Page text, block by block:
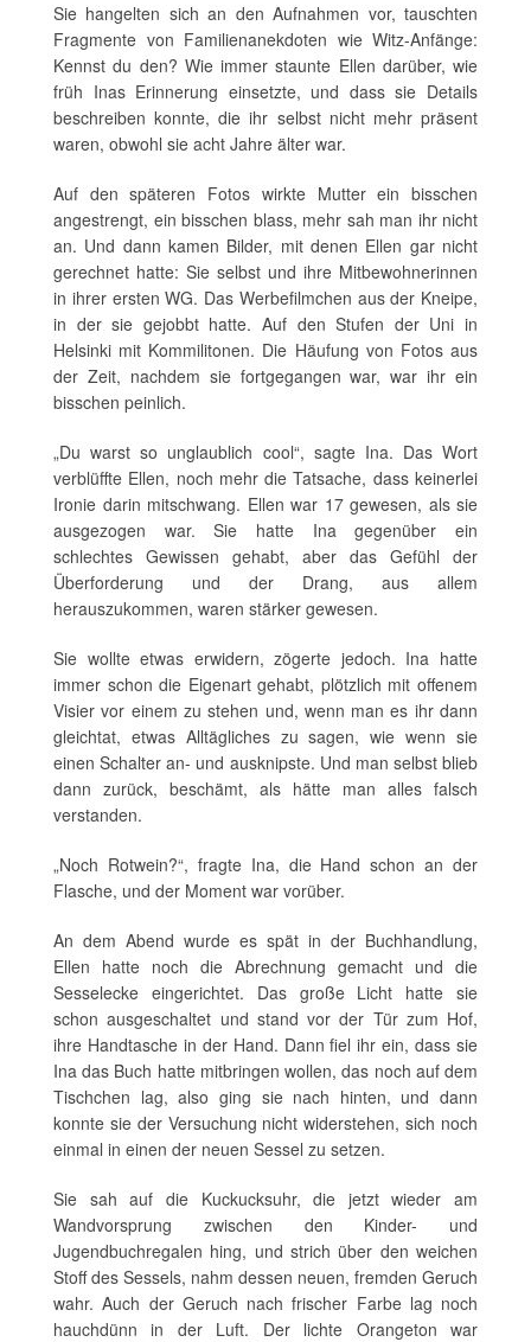
Sie hangelten sich an den Aufnahmen vor, tauschten
Fragmente von Familienanekdoten wie Witz-Anfänge:
Kennst du den? Wie immer staunte Ellen darüber, wie
früh Inas Erinnerung einsetzte, und dass sie Details
beschreiben konnte, die ihr selbst nicht mehr präsent
waren, obwohl sie acht Jahre älter war.
Auf den späteren Fotos wirkte Mutter ein bisschen
angestrengt, ein bisschen blass, mehr sah man ihr nicht
an. Und dann kamen Bilder, mit denen Ellen gar nicht
gerechnet hatte: Sie selbst und ihre Mitbewohnerinnen
in ihrer ersten WG. Das Werbefilmchen aus der Kneipe,
in der sie gejobbt hatte. Auf den Stufen der Uni in
Helsinki mit Kommilitonen. Die Häufung von Fotos aus
der Zeit, nachdem sie fortgegangen war, war ihr ein
bisschen peinlich.
„Du warst so unglaublich cool“, sagte Ina. Das Wort
verblüffte Ellen, noch mehr die Tatsache, dass keinerlei
Ironie darin mitschwang. Ellen war 17 gewesen, als sie
ausgezogen war. Sie hatte Ina gegenüber ein
schlechtes Gewissen gehabt, aber das Gefühl der
Überforderung und der Drang, aus allem
herauszukommen, waren stärker gewesen.
Sie wollte etwas erwidern, zögerte jedoch. Ina hatte
immer schon die Eigenart gehabt, plötzlich mit offenem
Visier vor einem zu stehen und, wenn man es ihr dann
gleichtat, etwas Alltägliches zu sagen, wie wenn sie
einen Schalter an- und ausknipste. Und man selbst blieb
dann zurück, beschämt, als hätte man alles falsch
verstanden.
„Noch Rotwein?“, fragte Ina, die Hand schon an der
Flasche, und der Moment war vorüber.
An dem Abend wurde es spät in der Buchhandlung,
Ellen hatte noch die Abrechnung gemacht und die
Sesselecke eingerichtet. Das große Licht hatte sie
schon ausgeschaltet und stand vor der Tür zum Hof,
ihre Handtasche in der Hand. Dann fiel ihr ein, dass sie
Ina das Buch hatte mitbringen wollen, das noch auf dem
Tischchen lag, also ging sie nach hinten, und dann
konnte sie der Versuchung nicht widerstehen, sich noch
einmal in einen der neuen Sessel zu setzen.
Sie sah auf die Kuckucksuhr, die jetzt wieder am
Wandvorsprung zwischen den Kinder- und
Jugendbuchregalen hing, und strich über den weichen
Stoff des Sessels, nahm dessen neuen, fremden Geruch
wahr. Auch der Geruch nach frischer Farbe lag noch
hauchdünn in der Luft. Der lichte Orangeton war